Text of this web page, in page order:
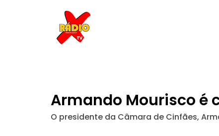
Armando Mourisco é
O presidente da Câmara de Cinfães,